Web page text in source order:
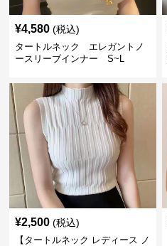
¥4,580 (税込)
タートルネック エレガントノ
ースリーブインナー S~L
¥2,500 (税込)
【タートルネック レディース ノ